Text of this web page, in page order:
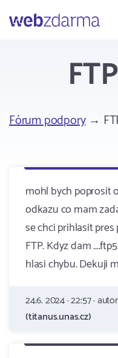
Webzdarma
Fórum podpory→
mohl bych poprosit
odkazu co mam
se chci prihlasit
FTP. Kdyz dam
hlasi chybu. Dekuji
24.6. 2024 · 22:57 · autor
(titanus.unas.cz)